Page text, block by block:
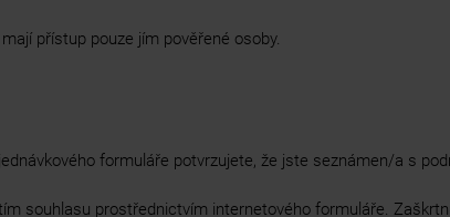
přístup pouze jím pověřené osoby.
formuláře potvrzujete, že jste seznámen/a s
souhlasu prostřednictvím internetového formuláře.